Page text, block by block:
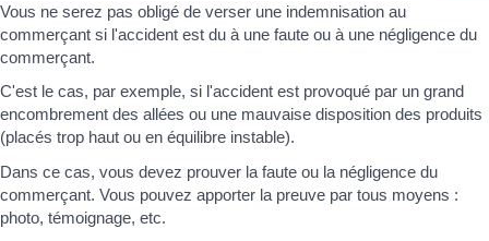
Vous ne serez pas obligé de verser une indemnisation au
commerçant si l'accident est du à une faute ou à une négligence du
commerçant.
C'est le cas, par exemple, si l'accident est provoqué par un grand
encombrement des allées ou une mauvaise disposition des produits
(placés trop haut ou en équilibre instable).
Dans ce cas, vous devez prouver la faute ou la négligence du
commerçant. Vous pouvez apporter la preuve par tous moyens :
photo, témoignage, etc.